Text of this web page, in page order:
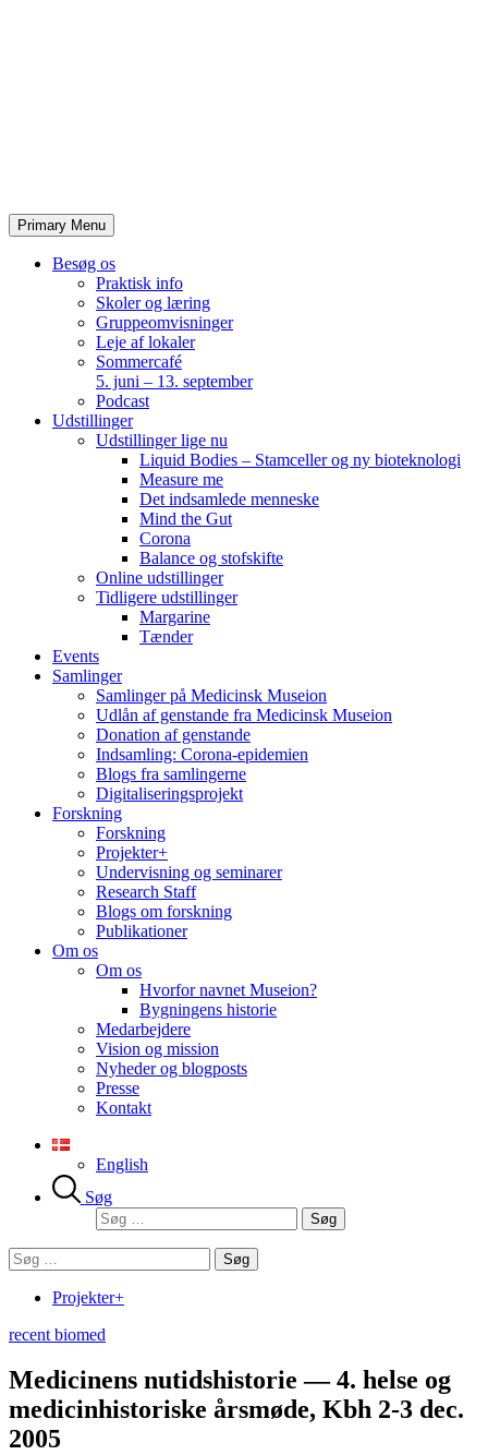
Primary Menu
Besøg os
Praktisk info
Skoler og læring
Gruppeomvisninger
Leje af lokaler
Sommercafé
5. juni – 13. september
Podcast
Udstillinger
Udstillinger lige nu
Liquid Bodies – Stamceller og ny bioteknologi
Measure me
Det indsamlede menneske
Mind the Gut
Corona
Balance og stofskifte
Online udstillinger
Tidligere udstillinger
Margarine
Tænder
Events
Samlinger
Samlinger på Medicinsk Museion
Udlån af genstande fra Medicinsk Museion
Donation af genstande
Indsamling: Corona-epidemien
Blogs fra samlingerne
Digitaliseringsprojekt
Forskning
Forskning
Projekter+
Undervisning og seminarer
Research Staff
Blogs om forskning
Publikationer
Om os
Om os
Hvorfor navnet Museion?
Bygningens historie
Medarbejdere
Vision og mission
Nyheder og blogposts
Presse
Kontakt
English
Søg
Søg
efter:
Søg
efter:
Projekter+
recent biomed
Medicinens nutidshistorie — 4. helse og
medicinhistoriske årsmøde, Kbh 2-3 dec.
2005